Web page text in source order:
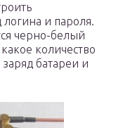
логина и пароля.
черно-белый
количество
батареи и